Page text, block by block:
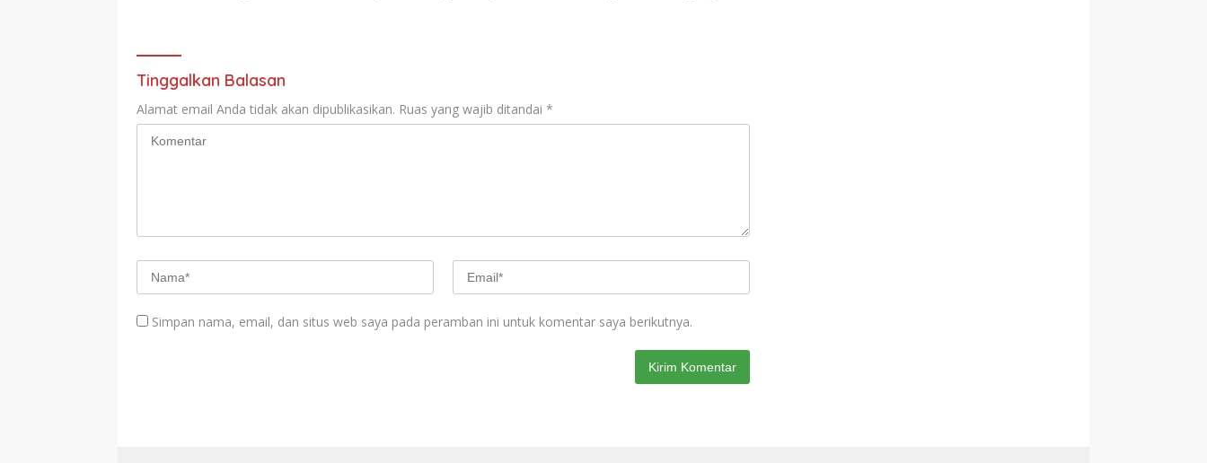
Tinggalkan Balasan
Alamat email Anda tidak akan dipublikasikan. Ruas yang wajib ditandai *
Simpan nama, email, dan situs web saya pada peramban ini untuk komentar saya berikutnya.